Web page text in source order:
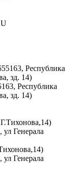
Республика
зд. 14)
Генерала